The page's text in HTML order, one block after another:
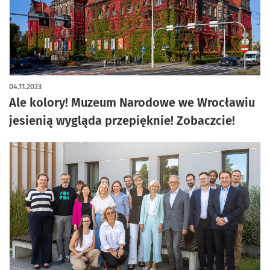
Ale kolory! Muzeum Narodowe we Wrocławiu
jesienią wygląda przepięknie! Zobaczcie!
04.11.2023
artykuł z galerią zdjęć